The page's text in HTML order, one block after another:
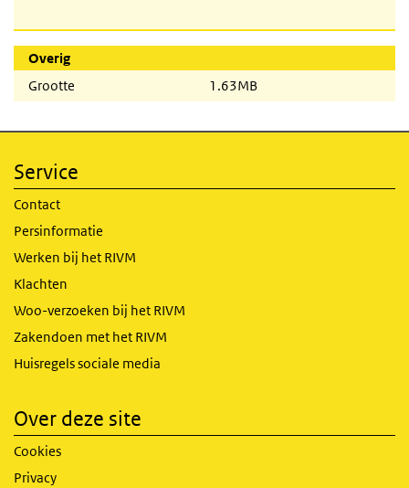
Overig
Grootte
1.63MB
Service
Contact
Persinformatie
Werken bij het RIVM
Klachten
Woo-verzoeken bij het RIVM
Zakendoen met het RIVM
Huisregels sociale media
Over deze site
Cookies
Privacy